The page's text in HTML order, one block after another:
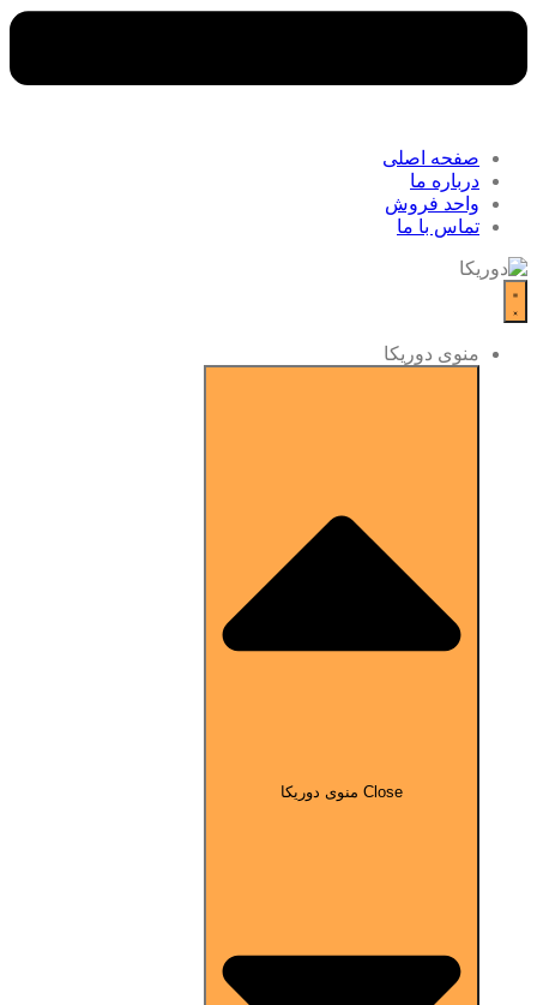
صفحه اصلی
درباره ما
واحد فروش
تماس با ما
منوی دوریکا
Close منوی دوریکا